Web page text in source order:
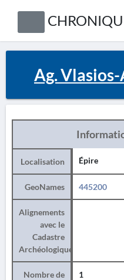
Ag. Vlasios-
Localisation Épire
GeoNames 445200
Alignements
avec le
Cadastre
Archéologique
Nombre de
1